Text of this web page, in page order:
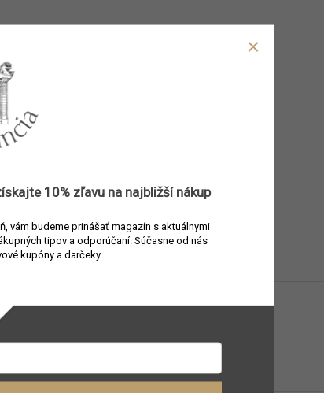
tovar
10% zľavu na najbližší nákup
vám budeme prinášať magazín s aktuálnymi
tipov a odporúčaní. Súčasne od nás
kupóny a darčeky.